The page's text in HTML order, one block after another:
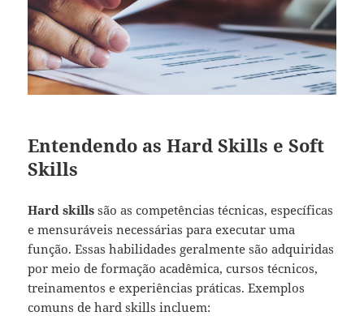
Entendendo as Hard Skills e Soft
Skills
Hard skills são as competências técnicas, específicas
e mensuráveis necessárias para executar uma
função. Essas habilidades geralmente são adquiridas
por meio de formação acadêmica, cursos técnicos,
treinamentos e experiências práticas. Exemplos
comuns de hard skills incluem: